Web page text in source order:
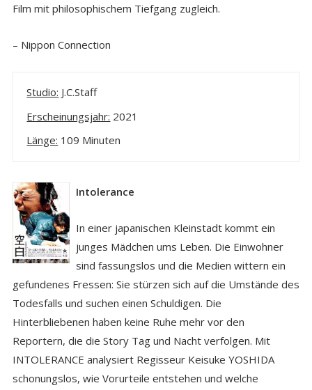
Film mit philosophischem Tiefgang zugleich.
– Nippon Connection
Studio: J.C.Staff
Erscheinungsjahr: 2021
Länge: 109 Minuten
Intolerance
In einer japanischen Kleinstadt kommt ein
junges Mädchen ums Leben. Die Einwohner
sind fassungslos und die Medien wittern ein
gefundenes Fressen: Sie stürzen sich auf die Umstände des
Todesfalls und suchen einen Schuldigen. Die
Hinterbliebenen haben keine Ruhe mehr vor den
Reportern, die die Story Tag und Nacht verfolgen. Mit
INTOLERANCE analysiert Regisseur Keisuke YOSHIDA
schonungslos, wie Vorurteile entstehen und welche